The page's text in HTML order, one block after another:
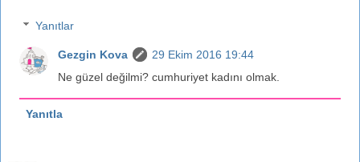
Yanıtlar
Gezgin Kova
29 Ekim 2016 19:44
Ne güzel değilmi? cumhuriyet kadını olmak.
Yanıtla